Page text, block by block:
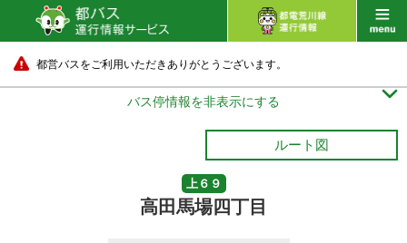
都営バスをご利用いただきありがとうございます。
バス停情報を非表示にする 
ルート図
上６９
高田馬場四丁目